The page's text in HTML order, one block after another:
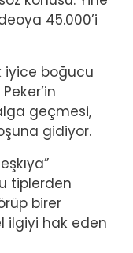
45.000’i
iyice boğucu
geçmesi,
gidiyor.
tiplerden
birer
ilgiyi hak eden